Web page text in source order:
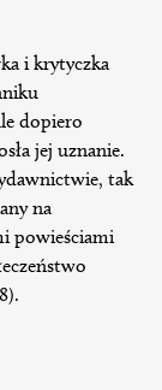
i krytyczka
dopiero
jej uznanie.
tak
na
powieściami